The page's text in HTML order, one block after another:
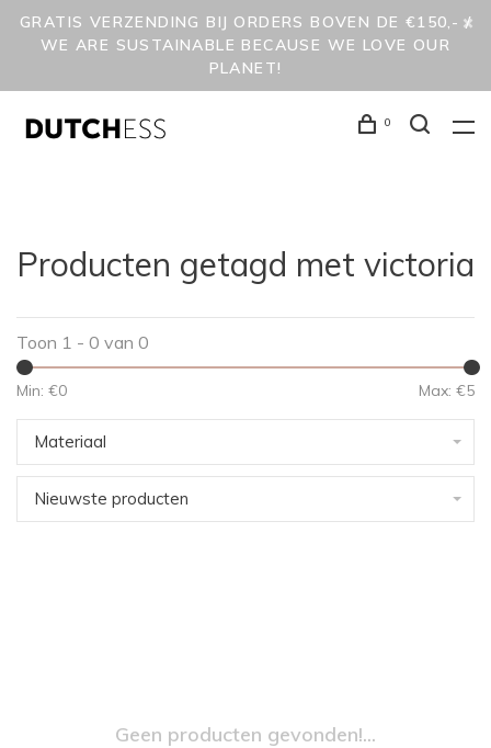
GRATIS VERZENDING BIJ ORDERS BOVEN DE €150,- /
WE ARE SUSTAINABLE BECAUSE WE LOVE OUR
PLANET!
0
Producten getagd met victoria
Toon 1 - 0 van 0
Min: €0 Max: €5
Materiaal
Nieuwste producten
Geen producten gevonden!...